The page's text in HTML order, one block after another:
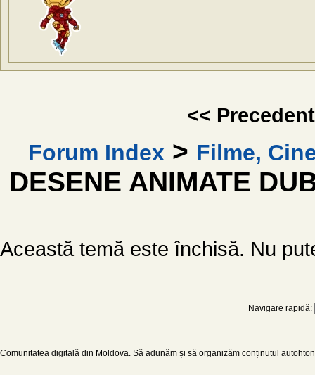
<<
Forum Index > Filme,
DESENE ANIMATE
Această temă este închisă. Nu
Navigare rapidă:
Comunitatea digitală din Moldova. Să adunăm și să organizăm conținutul